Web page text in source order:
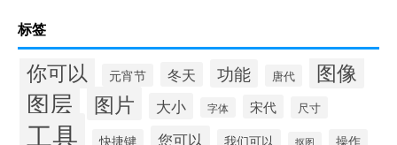
标签
你可以 元宵节 冬天 功能 唐代 图像
图层 图片 大小 字体 宋代 尺寸
工具 快捷键 您可以 我们可以 抠图
操作